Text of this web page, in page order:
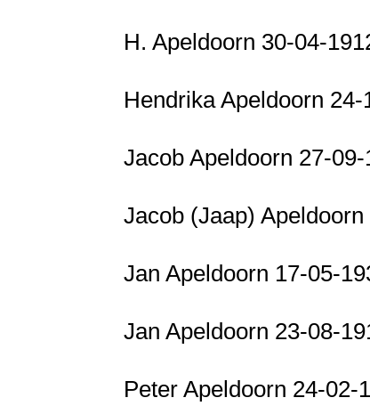
H. Apeldoorn 30-04-
Hendrika Apeldoorn
Jacob Apeldoorn 27-
Jacob (Jaap)
Jan Apeldoorn 17-05-
Jan Apeldoorn 23-08-
Peter Apeldoorn 24-02-